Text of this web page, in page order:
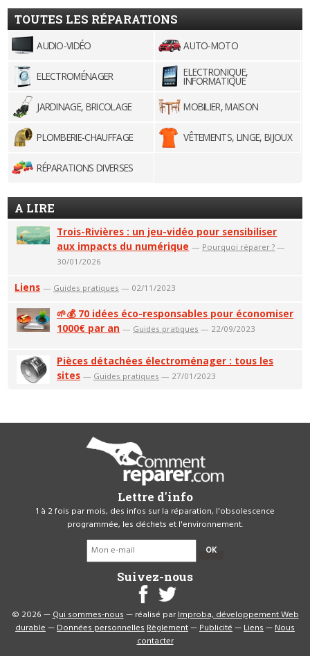
TOUTES LES RÉPARATIONS
AUDIO-VIDÉO AUTO-MOTO
ELECTROMÉNAGER ELECTRONIQUE,
INFORMATIQUE
JARDINAGE, BRICOLAGE
MOBILIER, MAISON
PLOMBERIE-CHAUFFAGE VÊTEMENTS, LINGE, BIJOUX
RÉPARATIONS DIVERSES
A LIRE
Trois-Rivières : un jeu-vidéo pour sensibiliser
aux impacts du numérique — Pourquoi réparer ? —
30/01/2026
Liens — Guides pratiques — 02/11/2023
🌱💰 70 idées éco-responsables pour économiser
1000€ par an — Guides pratiques — 22/09/2023
Pièces détachées électroménager : tous les
sites — Guides pratiques — 27/01/2023
Lettre d'info
1 à 2 fois par mois, des infos sur la réparation, l'obsolescence
programmée, les déchets et l'environnement.
OK
Suivez-nous
© 2026 —Qui sommes-nous— réalisé parImproba, développement Web
durable—Données personnellesRèglement—Publicité—Liens—Nous
contacter